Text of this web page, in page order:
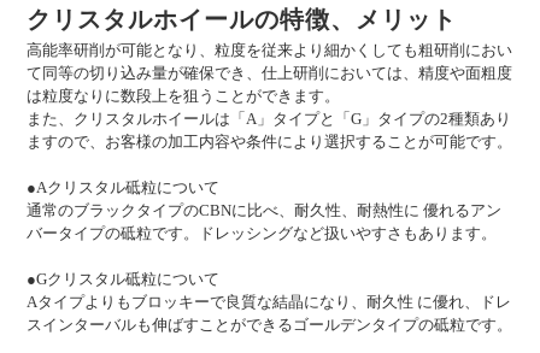
クリスタルホイールの特徴、メリット
高能率研削が可能となり、粒度を従来より細かくしても粗研削におい
て同等の切り込み量が確保でき、仕上研削においては、精度や面粗度
は粒度なりに数段上を狙うことができます。
また、クリスタルホイールは「A」タイプと「G」タイプの2種類あり
ますので、お客様の加工内容や条件により選択することが可能です。
●Aクリスタル砥粒について
通常のブラックタイプのCBNに比べ、耐久性、耐熱性に 優れるアン
バータイプの砥粒です。ドレッシングなど扱いやすさもあります。
●Gクリスタル砥粒について
Aタイプよりもブロッキーで良質な結晶になり、耐久性 に優れ、ドレ
スインターバルも伸ばすことができるゴールデンタイプの砥粒です。